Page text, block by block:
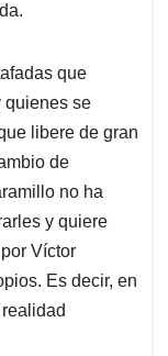
que
quienes se
libere de gran
de
no ha
y quiere
Víctor
Es decir, en